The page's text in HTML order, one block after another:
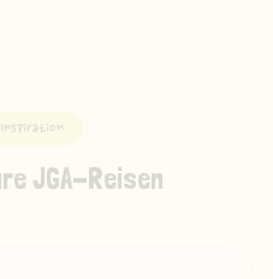
JGA-Reisen